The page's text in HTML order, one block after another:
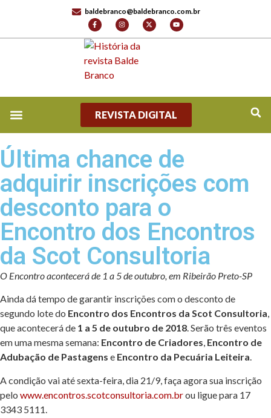
baldebranco@baldebranco.com.br
REVISTA DIGITAL
Última chance de
adquirir inscrições com
desconto para o
Encontro dos Encontros
da Scot Consultoria
O Encontro acontecerá de 1 a 5 de outubro, em Ribeirão Preto-SP
Ainda dá tempo de garantir inscrições com o desconto de
segundo lote do Encontro dos Encontros da Scot Consultoria,
que acontecerá de 1 a 5 de outubro de 2018. Serão três eventos
em uma mesma semana: Encontro de Criadores, Encontro de
Adubação de Pastagens e Encontro da Pecuária Leiteira.
A condição vai até sexta-feira, dia 21/9, faça agora sua inscrição
pelo www.encontros.scotconsultoria.com.brou ligue para 17
3343 5111.